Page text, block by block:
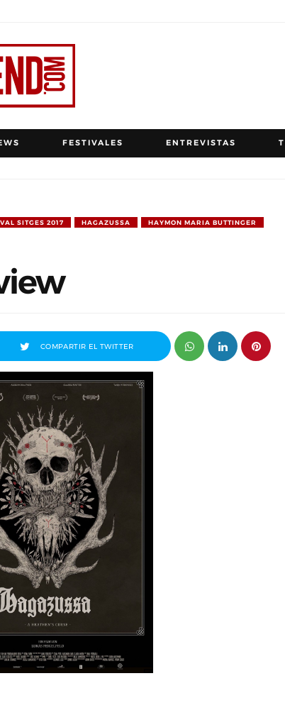
FESTIVALES ENTREVISTAS
SITGES 2017 HAGAZUSSA HAYMON MARIA BUTTINGER
COMPARTIR EL TWITTER
y Pablo J.
Amigo Invisible